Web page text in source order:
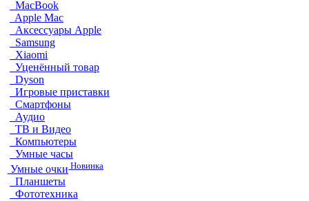
MacBook
Apple Mac
Аксессуары Apple
Samsung
Xiaomi
Уценённый товар
Dyson
Игровые приставки
Смартфоны
Аудио
ТВ и Видео
Компьютеры
Умные часы
Умные очки Новинка
Планшеты
Фототехника